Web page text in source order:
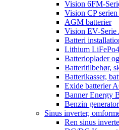
Vision 6FM-
Vision CP
AGM batterier
Vision EV-Serie
Batteri
Lithium
Batterioplader
Batteritilbehør,
Batterikasser,
Exide batterier
Banner Energy
Benzin
Sinus inverter,
Ren sinus